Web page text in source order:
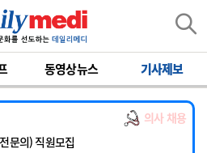
동영상뉴스 기사제보
의사 채용
턴 모집
과 임기제 임상의사 채용
소아응급전담) 계약직 의사 공개채용
문의) 직원모집